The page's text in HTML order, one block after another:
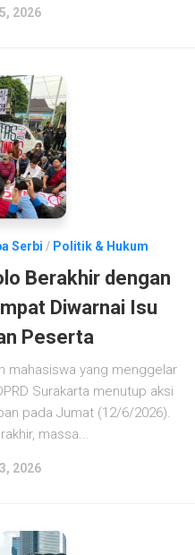
2026
Serbi / Politik & Hukum
Berakhir dengan
Diwarnai Isu
Peserta
mahasiswa yang menggelar
Surakarta menutup aksi
pada Jumat (12/6/2026).
massa...
2026